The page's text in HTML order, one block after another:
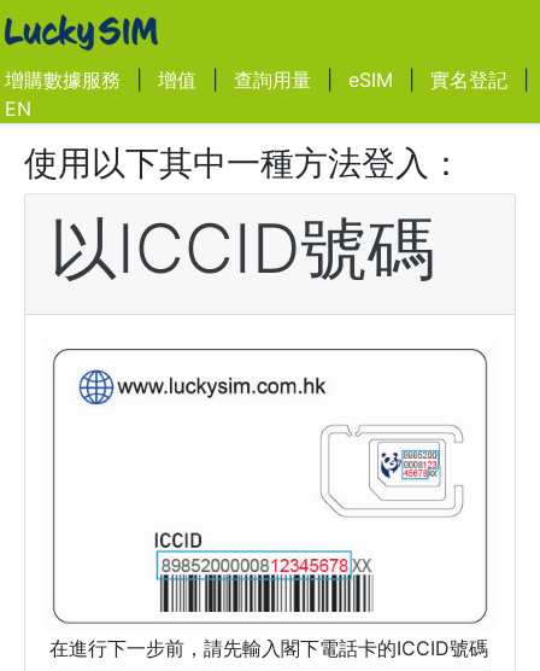
增購數據服務 增值 查詢用量 eSIM 實名登記
EN
使用以下其中一種方法登入：
以ICCID號碼
在進行下一步前，請先輸入閣下電話卡的ICCID號碼